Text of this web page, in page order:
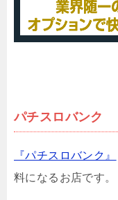
パチスロバンク
『パチスロバンク』
料になるお店です。